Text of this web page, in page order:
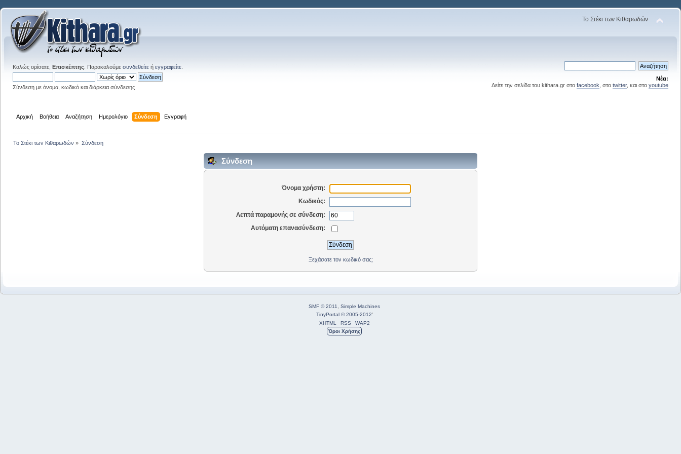
Το Στέκι των Κιθαρωδών
Καλώς ορίσατε, Επισκέπτης . Παρακαλούμε συνδεθείτε ή εγγραφείτε
Σύνδεση με όνομα, κωδικό και διάρκεια σύνδεσης
Νέα:
Δείτε την σελίδα του kithara.gr στο facebook , στο twitter, και στο youtube
Αρχική Βοήθεια Αναζήτηση Ημερολόγιο Σύνδεση Εγγραφή
Το Στέκι των Κιθαρωδών » Σύνδεση
Σύνδεση
Όνομα χρήστη:
Κωδικός:
Λεπτά παραμονής σε σύνδεση:
Αυτόματη επανασύνδεση:
Ξεχάσατε τον κωδικό σας;
SMF © 2011, Simple Machines
TinyPortal © 2005-2012'
XHTML
RSS
WAP2
Όροι Χρήσης